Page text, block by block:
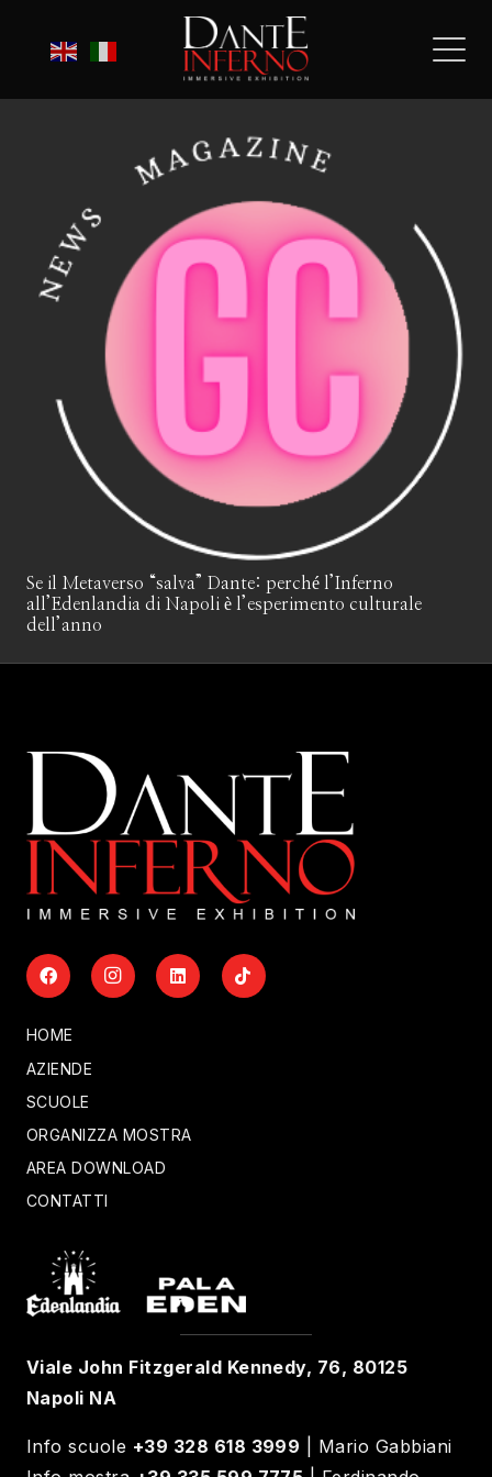
Se il Metaverso “salva” Dante: perché l’Inferno
all’Edenlandia di Napoli è l’esperimento culturale
dell’anno
HOME
AZIENDE
SCUOLE
ORGANIZZA MOSTRA
AREA DOWNLOAD
CONTATTI
Viale John Fitzgerald Kennedy, 76, 80125
Napoli NA
Info scuole +39 328 618 3999 | Mario Gabbiani